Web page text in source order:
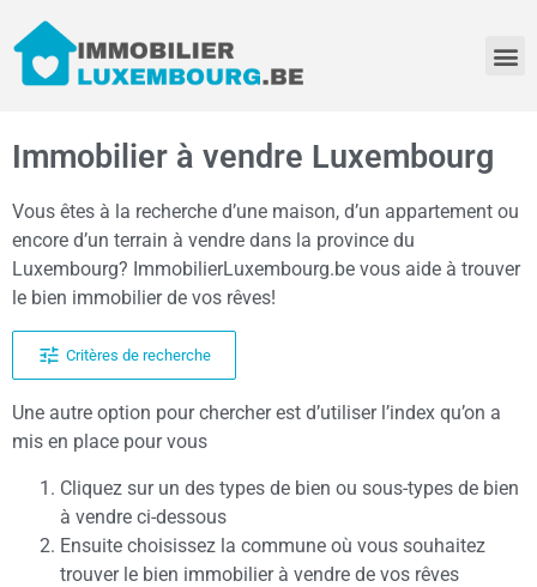
Immobilier à vendre Luxembourg
Vous êtes à la recherche d’une maison, d’un appartement ou
encore d’un terrain à vendre dans la province du
Luxembourg? ImmobilierLuxembourg.be vous aide à trouver
le bien immobilier de vos rêves!
Critères de recherche
Une autre option pour chercher est d’utiliser l’index qu’on a
mis en place pour vous
Cliquez sur un des types de bien ou sous-types de bien
à vendre ci-dessous
Ensuite choisissez la commune où vous souhaitez
trouver le bien immobilier à vendre de vos rêves